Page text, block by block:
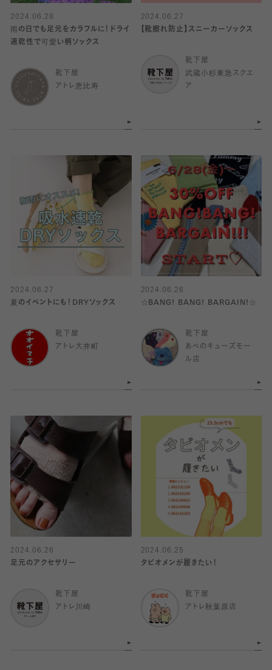
2024.06.28
雨の日でも足元をカラフルに！ドライ
速乾性で可愛い柄ソックス
靴下屋
アトレ恵比寿
2024.06.27
【靴擦れ防止】スニーカーソックス
靴下屋
武蔵小杉東急スクエ
ア
2024.06.27
夏のイベントにも！DRYソックス
靴下屋
アトレ大井町
2024.06.26
☆BANG! BANG! BARGAIN!☆
靴下屋
あべのキューズモー
ル店
2024.06.26
足元のアクセサリー
靴下屋
アトレ川崎
2024.06.25
タビオメンが履きたい！
靴下屋
アトレ秋葉原店